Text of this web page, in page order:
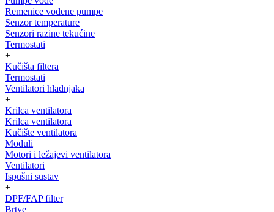
Remenice vodene pumpe
Senzor temperature
Senzori razine tekućine
Termostati
+
Kučišta filtera
Termostati
Ventilatori hladnjaka
+
Krilca ventilatora
Krilca ventilatora
Kučište ventilatora
Moduli
Motori i ležajevi ventilatora
Ventilatori
Ispušni sustav
+
DPF/FAP filter
Brtve